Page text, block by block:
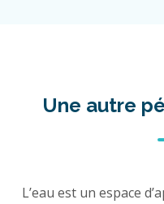
Une autre
L’eau est un espace